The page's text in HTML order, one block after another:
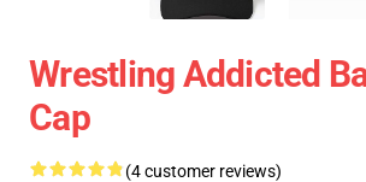
Wrestling Addicted
Cap
(4 customer reviews)